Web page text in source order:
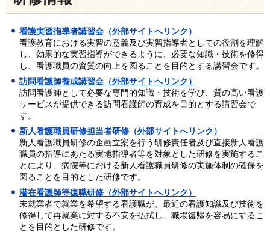
看護実習指導者講習会（外部サイトへリンク）
看護教育における実習の意義及び実習指導者としての役割を理解
し、効果的な実習指導ができるように、必要な知識・技術を修得
し、看護職員の資質の向上を図ることを目的とする講習会です。
訪問看護師養成講習会（外部サイトへリンク）
訪問看護師として必要な専門的知識・技術を学び、質の高い看護
サービスが提供できる訪問看護師の育成を目的とする講習会で
す。
新人看護職員研修担当者研修（外部サイトへリンク）
新人看護職員研修の企画立案を行う研修責任者及び直接新人看護
職員の指導にあたる実地指導者等を対象とした研修を実施するこ
とにより、病院等における新人看護職員研修の実施体制の確保を
図ることを目的とした研修です。
潜在看護師等復職研修（外部サイトへリンク）
未就業者で就業を希望する看護職が、最近の看護知識及び技術を
修得して再就業に対する不安を払拭し、職場復帰を容易にするこ
とを目的とした研修です。